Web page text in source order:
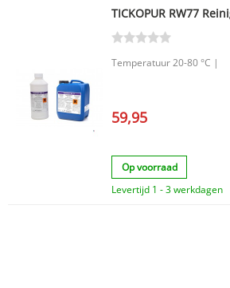
TICKOPUR RW77
Temperatuur 20-80 °C |
59,95
Op voorraad
Levertijd 1 - 3 werkdagen